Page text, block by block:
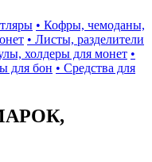
• Кофры, чемоданы,
• Листы, разделители
холдеры для монет •
для бон • Средства для